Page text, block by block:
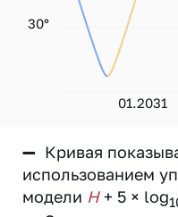
01.2031
30°
— Кривая
использованием
модели H+ 5 × log